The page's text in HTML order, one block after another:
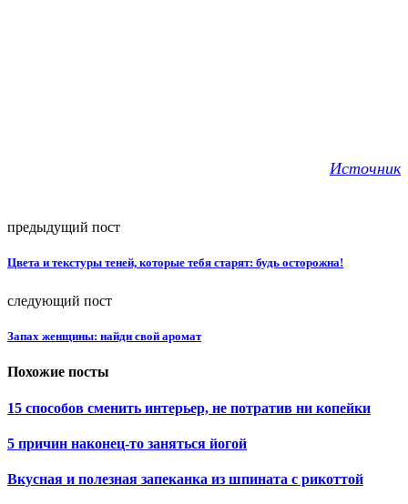
Источник
предыдущий пост
Цвета и текстуры теней, которые тебя старят: будь осторожна!
следующий пост
Запах женщины: найди свой аромат
Похожие посты
15 способов сменить интерьер, не потратив ни копейки
5 причин наконец-то заняться йогой
Вкусная и полезная запеканка из шпината с рикоттой